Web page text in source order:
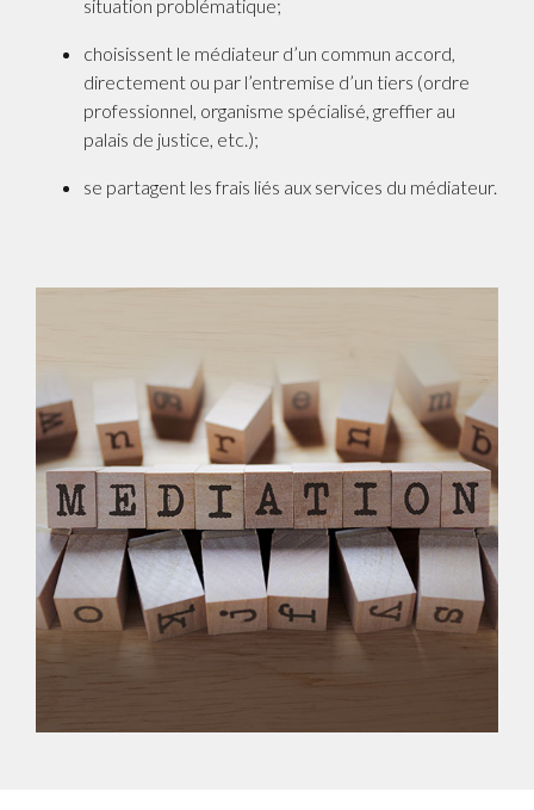
situation problématique;
choisissent le médiateur d’un commun accord,
directement ou par l’entremise d’un tiers (ordre
professionnel, organisme spécialisé, greffier au
palais de justice, etc.);
se partagent les frais liés aux services du médiateur.